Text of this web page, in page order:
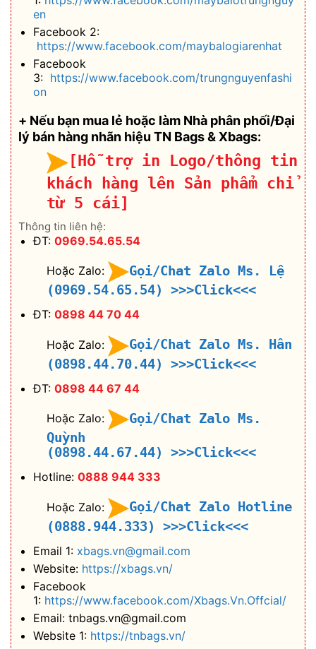
en
Facebook 2:
https://www.facebook.com/maybalogiarenhat
Facebook
3: https://www.facebook.com/trungnguyenfashi
on
+ Nếu bạn mua lẻ hoặc làm Nhà phân phối/Đại
lý bán hàng nhãn hiệu TN Bags & Xbags:
[Hỗ trợ in Logo/thông tin
khách hàng lên Sản phẩm chỉ
từ 5 cái]
Thông tin liên hệ:
ĐT: 0969.54.65.54
Hoặc Zalo:
Gọi/Chat Zalo Ms. Lệ
(0969.54.65.54)
>>>Click<<<
ĐT: 0898 44 70 44
Hoặc Zalo:
Gọi/Chat Zalo Ms. Hân
(0898.44.70.44)
>>>Click<<<
ĐT: 0898 44 67 44
Hoặc Zalo:
Gọi/Chat Zalo Ms.
Quỳnh
(0898.44.67.44)
>>>Click<<<
Hotline: 0888 944 333
Hoặc Zalo:
Gọi/Chat Zalo Hotline
(0888.944.333)
>>>Click<<<
Email 1: xbags.vn@gmail.com
Website: https://xbags.vn/
Facebook
1: https://www.facebook.com/Xbags.Vn.Offcial/
Email: tnbags.vn@gmail.com
Website 1: https://tnbags.vn/